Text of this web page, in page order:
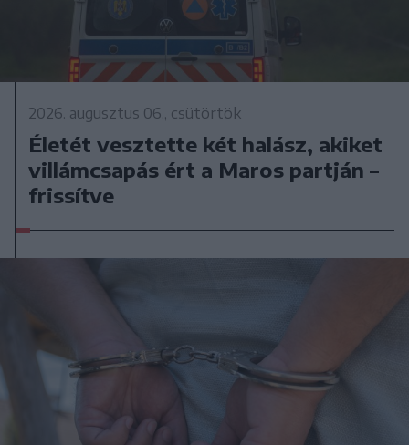
2026. augusztus 06., csütörtök
Életét vesztette két halász, akiket
villámcsapás ért a Maros partján –
frissítve